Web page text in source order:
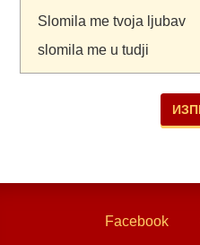
Facebook